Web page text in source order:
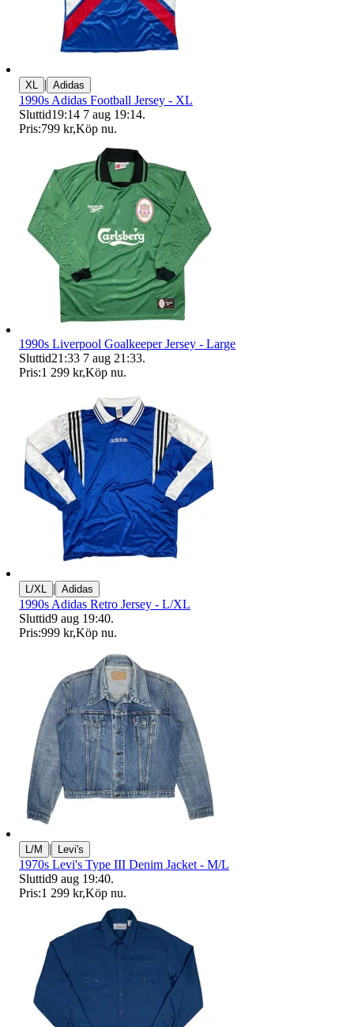
XL | Adidas
1990s Adidas Football Jersey - XL
Sluttid19:14 7 aug 19:14.
Pris:799 kr,Köp nu.
1990s Liverpool Goalkeeper Jersey - Large
Sluttid21:33 7 aug 21:33.
Pris:1 299 kr,Köp nu.
L/XL | Adidas
1990s Adidas Retro Jersey - L/XL
Sluttid9 aug 19:40.
Pris:999 kr,Köp nu.
L/M | Levi's
1970s Levi's Type III Denim Jacket - M/L
Sluttid9 aug 19:40.
Pris:1 299 kr,Köp nu.